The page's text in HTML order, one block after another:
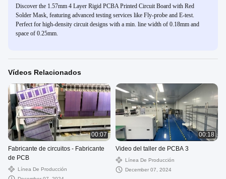
Discover the 1.57mm 4 Layer Rigid PCBA Printed Circuit Board with Red
Solder Mask, featuring advanced testing services like Fly-probe and E-test.
Perfect for high-density circuit designs with a min. line width of 0.18mm and
space of 0.25mm.
Vídeos Relacionados
00:07
Fabricante de circuitos - Fabricante
de PCB
Línea De Producción
00:18
Video del taller de PCBA 3
Línea De Producción
December 07, 2024